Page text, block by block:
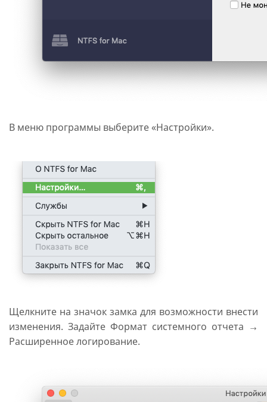
В меню программы выберите «Настройки».
Щелкните на значок замка для возможности внести
изменения. Задайте Формат системного отчета →
Расширенное логирование.